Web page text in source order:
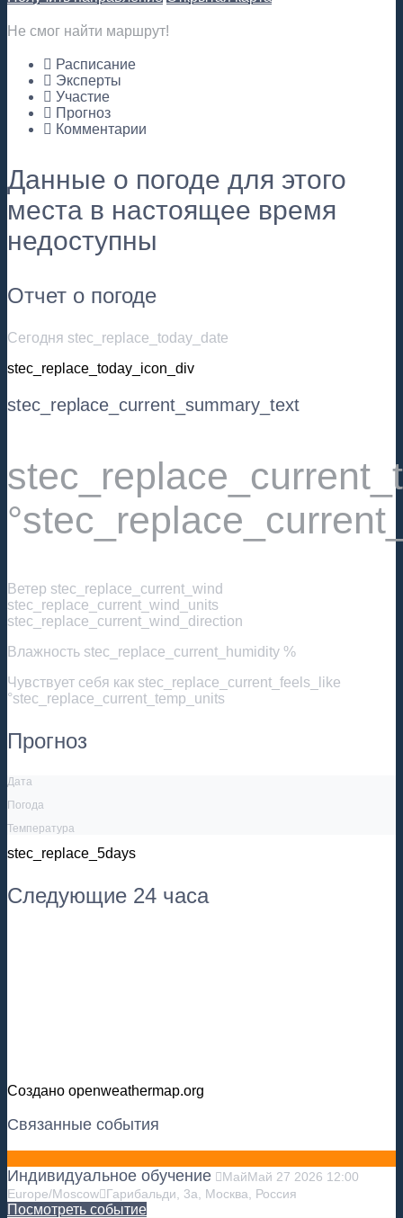
Не смог найти маршрут!
Расписание
Эксперты
Участие
Прогноз
Комментарии
Данные о погоде для этого
места в настоящее время
недоступны
Отчет о погоде
Сегодня stec_replace_today_date
stec_replace_today_icon_div
stec_replace_current_summary_text
Ветер stec_replace_current_wind
stec_replace_current_wind_units
stec_replace_current_wind_direction
Влажность stec_replace_current_humidity %
Чувствует себя как stec_replace_current_feels_like
°stec_replace_current_temp_units
Прогноз
Дата
Погода
Температура
stec_replace_5days
Следующие 24 часа
Создано openweathermap.org
Связанные события
Индивидуальное обучение МайМай 27 2026 12:00
Europe/Moscow Гарибальди, 3а, Москва, Россия
Посмотреть событие